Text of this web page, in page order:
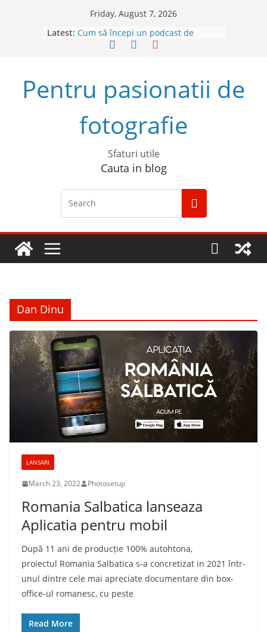
Friday, August 7, 2026
Latest: Cum să începi un podcast de
4 sfaturi pentru cele mai bune
fotografii spontane
5 Trucuri pentru fotografia creativă
Top 5 obiective foto mirrorless în
2023
Pentru pasionatii de
fotografie
Sfaturi utile
Cauta in blog
Dan Dinu
LANSARI
March 23, 2022 Photosetup
Romania Salbatica lanseaza
Aplicatia pentru mobil
După 11 ani de producție 100% autohtona,
proiectul Romania Salbatica s-a concretizat in 2021 într-
unul dintre cele mai apreciate documentare din box-
office-ul romanesc, cu peste
Read More